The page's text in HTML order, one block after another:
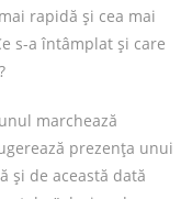
rapidă și cea mai
s-a întâmplat și care
marchează
prezența unui
și de această dată